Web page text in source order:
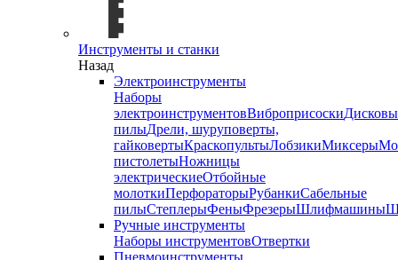
Инструменты и станки
Назад
Электроинструменты
Наборы
электроинструментовВиброприсоски
пилыДрели, шуруповерты,
гайковертыКраскопультыЛобзикиМиксеры
пистолетыНожницы
электрическиеОтбойные
молоткиПерфораторыРубанкиСабельные
пилыСтеплерыФеныФрезерыШлифмашины
Ручные инструменты
Наборы инструментовОтвертки
Пневмоинструменты